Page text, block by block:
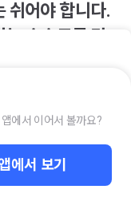
쉬어야 합니다.
스스로를 만
을 정리하는 시간을 가
에서 이어서 볼까요?
에서 보기